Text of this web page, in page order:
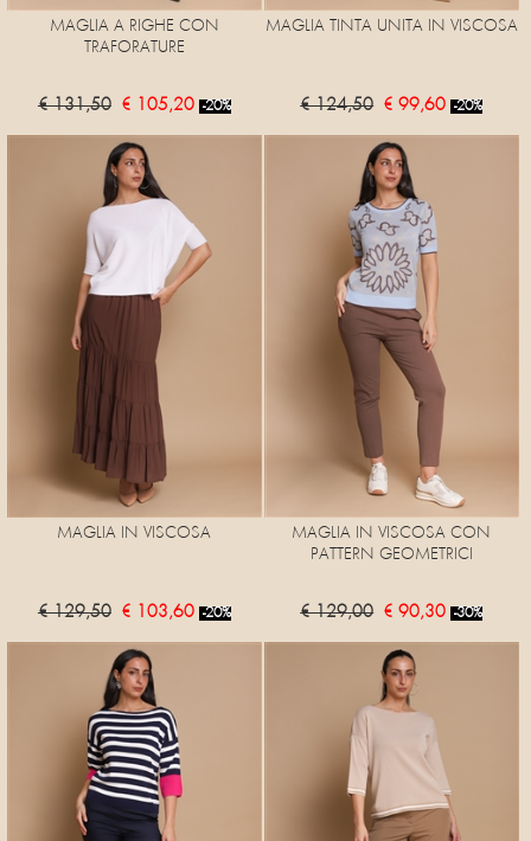
MAGLIA A RIGHE CON
TRAFORATURE
€ 131,50 € 105,20 -20%
MAGLIA TINTA UNITA IN VISCOSA
€ 124,50 € 99,60 -20%
MAGLIA IN VISCOSA
€ 129,50 € 103,60 -20%
MAGLIA IN VISCOSA CON
PATTERN GEOMETRICI
€ 129,00 € 90,30 -30%